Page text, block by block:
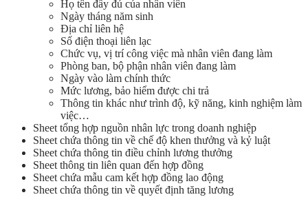
Họ tên đầy đủ của nhân viên
Ngày tháng năm sinh
Địa chỉ liên hệ
Số điện thoại liên lạc
Chức vụ, vị trí công việc mà nhân viên đang làm
Phòng ban, bộ phận nhân viên đang làm
Ngày vào làm chính thức
Mức lương, bảo hiểm được chi trả
Thông tin khác như trình độ, kỹ năng, kinh nghiệm làm
việc…
Sheet tổng hợp nguồn nhân lực trong doanh nghiệp
Sheet chứa thông tin về chế độ khen thưởng và kỷ luật
Sheet chứa thông tin điều chỉnh lương thưởng
Sheet thông tin liên quan đến hợp đồng
Sheet chứa mẫu cam kết hợp đồng lao động
Sheet chứa thông tin về quyết định tăng lương